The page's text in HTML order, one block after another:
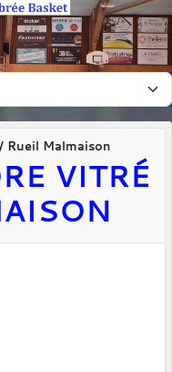
Rueil Malmaison
VITRÉ